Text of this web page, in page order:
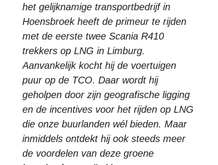
het gelijknamige transportbedrijf in
Hoensbroek heeft de primeur te rijden
met de eerste twee Scania R410
trekkers op LNG in Limburg.
Aanvankelijk kocht hij de voertuigen
puur op de TCO. Daar wordt hij
geholpen door zijn geografische ligging
en de incentives voor het rijden op LNG
die onze buurlanden wél bieden. Maar
inmiddels ontdekt hij ook steeds meer
de voordelen van deze groene